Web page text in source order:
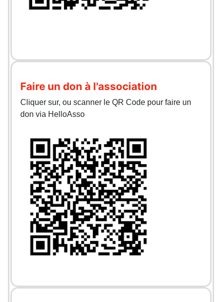
Faire un don à l'association
Cliquer sur, ou scanner le QR Code pour faire un
don via HelloAsso